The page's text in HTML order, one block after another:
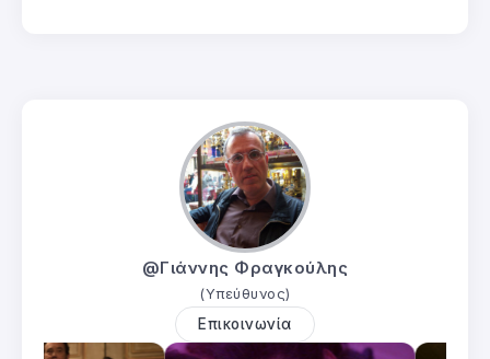
@Γιάννης Φραγκούλης
(Υπεύθυνος)
Επικοινωνία